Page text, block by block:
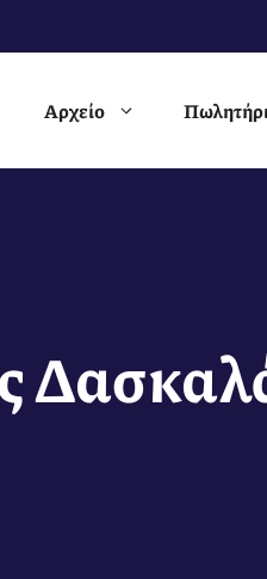
Αρχείο